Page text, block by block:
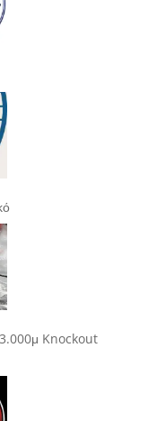
3.000μ Knockout